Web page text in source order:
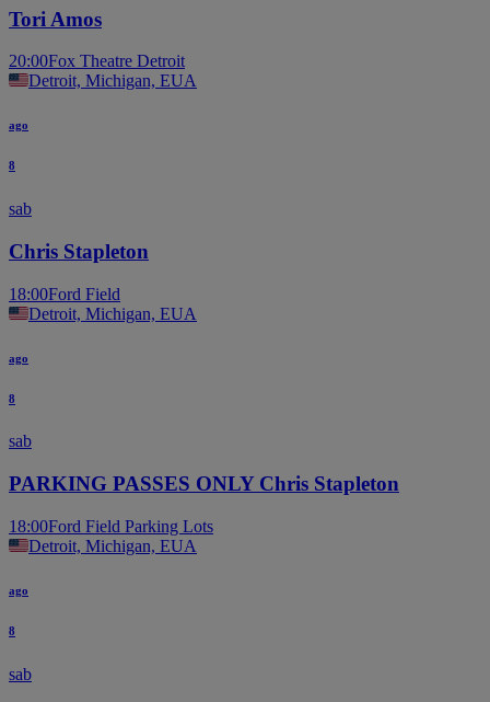
Tori Amos
20:00Fox Theatre Detroit
Detroit, Michigan, EUA
ago
8
sab
Chris Stapleton
18:00Ford Field
Detroit, Michigan, EUA
ago
8
sab
PARKING PASSES ONLY Chris Stapleton
18:00Ford Field Parking Lots
Detroit, Michigan, EUA
ago
8
sab